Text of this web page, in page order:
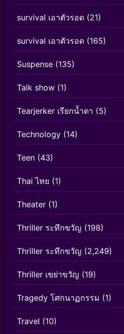
survival เอาตัวรอด (21)
survival เอาตัวรอด (165)
Suspense (135)
Talk show (1)
Tearjerker เรียกน้ำตา (5)
Technology (14)
Teen (43)
Thai ไทย (1)
Theater (1)
Thriller ระทึกขวัญ (198)
Thriller ระทึกขวัญ (2,249)
Thriller เขย่าขวัญ (19)
Tragedy โศกนาฏกรรม (1)
Travel (10)